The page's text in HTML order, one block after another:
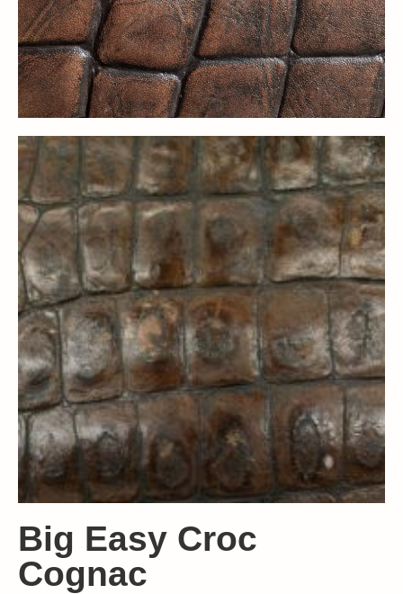
Big Easy Croc
Cognac